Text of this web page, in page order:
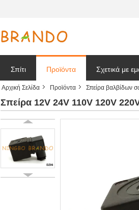
Σπίτι Προϊόντα Σχετικά με
Ζητήστε
Αρχική Σελίδα Προϊόντα Σπείρα βαλβίδων
Σπείρα 12V 24V 110V 120V